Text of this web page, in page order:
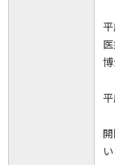
博